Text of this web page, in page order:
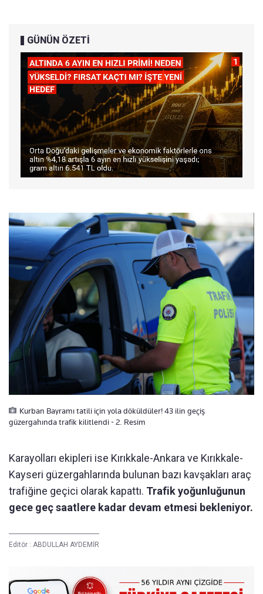
GÜNÜN ÖZETİ
Kurban Bayramı tatili için yola döküldüler! 43 ilin geçiş
güzergahında trafik kilitlendi - 2. Resim
Karayolları ekipleri ise Kırıkkale-Ankara ve Kırıkkale-
Kayseri güzergahlarında bulunan bazı kavşakları araç
trafiğine geçici olarak kapattı. Trafik yoğunluğunun
gece geç saatlere kadar devam etmesi bekleniyor.
Editör : ABDULLAH AYDEMİR